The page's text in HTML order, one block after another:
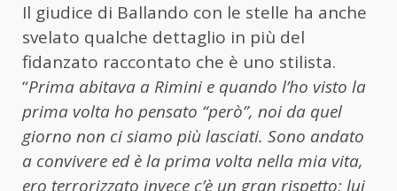
Il giudice di Ballando con le stelle ha anche
svelato qualche dettaglio in più del
fidanzato raccontato che è uno stilista.
“Prima abitava a Rimini e quando l’ho visto la
prima volta ho pensato “però”, noi da quel
giorno non ci siamo più lasciati. Sono andato
a convivere ed è la prima volta nella mia vita,
ero terrorizzato invece c’è un gran rispetto: lui